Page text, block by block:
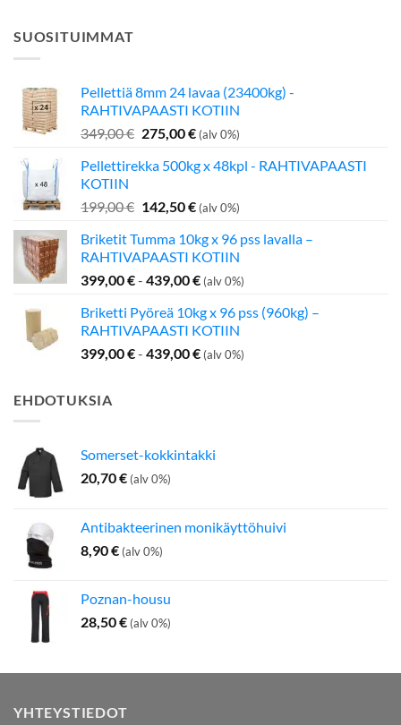
SUOSITUIMMAT
Pellettiä 8mm 24 lavaa (23400kg) -
RAHTIVAPAASTI KOTIIN
349,00€ Alkuperäinen
oli:
275,00€Nykyinen
on:
(alv 0%)
Pellettirekka 500kg x 48kpl - RAHTIVAPAASTI
KOTIIN
199,00€ Alkuperäinen
oli:
199,00 €.
142,50€Nykyinen
on:
142,50 €.
(alv 0%)
Briketit Tumma 10kg x 96 pss lavalla –
RAHTIVAPAASTI KOTIIN
399,00€- 439,00€ (alv 0%)
Briketti Pyöreä 10kg x 96 pss (960kg) –
RAHTIVAPAASTI KOTIIN
399,00€- 439,00€ (alv 0%)
EHDOTUKSIA
Somerset-kokkintakki
20,70€ (alv 0%)
Antibakteerinen monikäyttöhuivi
8,90€ (alv 0%)
Poznan-housu
28,50€ (alv 0%)
YHTEYSTIEDOT